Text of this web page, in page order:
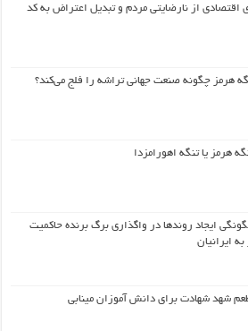
اقتصادی از نارضایتی مردم و تبدیل اعتراض به کد
هرمز چگونه صنعت جهانی تراشه را فلج می‌کند؟
هرمز یا تنگه اهورامزدا
ایجاد روندها در واگذاری برگ برنده حاکمیت
ایرانیان
شهد شهادت برای دانش آموزان مینابی